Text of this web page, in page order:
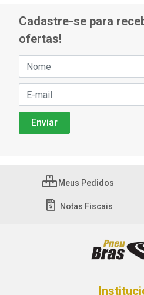
Cadastre-se para
ofertas!
Meus Pedidos
Notas Fiscais